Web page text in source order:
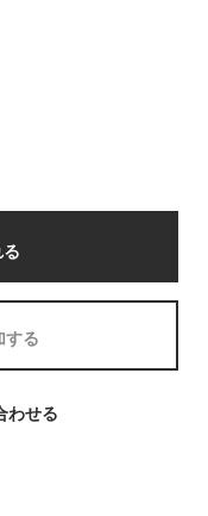
する
わせる